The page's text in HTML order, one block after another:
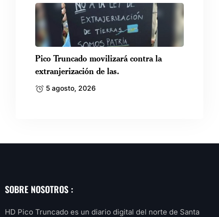
Pico Truncado movilizará contra la
extranjerización de las.
5 agosto, 2026
SOBRE NOSOTROS :
HD Pico Truncado es un diario digital del norte de Santa